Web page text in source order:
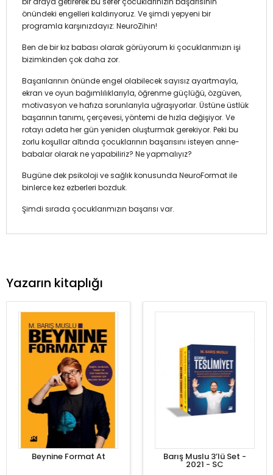
önündeki engelleri kaldırıyoruz. Ve şimdi yepyeni bir
programla karşınızdayız: NeuroZihin!
Ben de bir kız babası olarak görüyorum ki çocuklarımızın işi
bizimkinden çok daha zor.
Başarılarının önünde engel olabilecek sayısız ayartmayla,
ekran ve oyun bağımlılıklarıyla, öğrenme güçlüğü, özgüven,
motivasyon ve hafıza sorunlarıyla uğraşıyorlar. Üstüne üstlük
başarının tanımı, çerçevesi, yöntemi de hızla değişiyor. Ve
rotayı adeta her gün yeniden oluşturmak gerekiyor. Peki bu
zorlu koşullar altında çocuklarının başarısını isteyen anne-
babalar olarak ne yapabiliriz? Ne yapmalıyız?
Bugüne dek psikoloji ve sağlık konusunda NeuroFormat ile
binlerce kez ezberleri bozduk.
Şimdi sırada çocuklarımızın başarısı var.
Yazarın kitaplığı
Beynine Format At Barış Muslu 3’lü Set -
2021 - SC